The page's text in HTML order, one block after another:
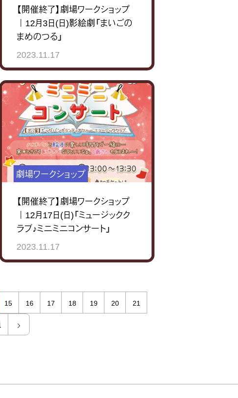
【開催終了】劇場ワークショップ
｜12月3日(日)影絵劇「まいごの
まめのつる」
2023.11.17
劇場ワークショップ
【開催終了】劇場ワークショップ
｜12月17日(日)「ミュージックク
ラブ♪ミニミニコンサート」
2023.11.17
15 16 17 18 19 20 21